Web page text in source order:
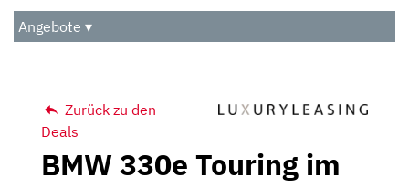
Audio
Das Beste
Angebote ▾
Zurück zu den
Deals
BMW 330e Touring im